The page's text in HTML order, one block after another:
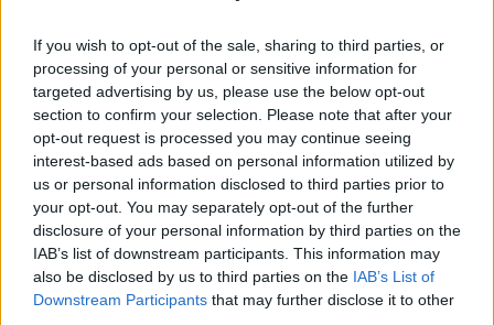
If you wish to opt-out of the sale, sharing to third parties, or
processing of your personal or sensitive information for
targeted advertising by us, please use the below opt-out
section to confirm your selection. Please note that after your
opt-out request is processed you may continue seeing
interest-based ads based on personal information utilized by
us or personal information disclosed to third parties prior to
your opt-out. You may separately opt-out of the further
disclosure of your personal information by third parties on the
IAB’s list of downstream participants. This information may
also be disclosed by us to third parties on the IAB’s List of
Downstream Participants that may further disclose it to other
ARTIGOS RELACIONADOSMAIS DO AUTOR